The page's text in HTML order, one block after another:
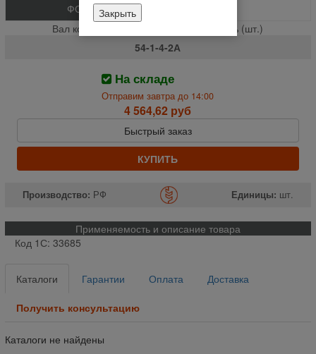
ФОТО
Вал контрпривода в сборе со звездой % (шт.)
54-1-4-2А
На складе
Отправим завтра до 14:00
4 564,62 руб
Быстрый заказ
КУПИТЬ
Производство: РФ Единицы: шт.
Применяемость и описание товара
Код 1С: 33685
Каталоги Гарантии Оплата Доставка
Получить консультацию
Каталоги не найдены
Закрыть